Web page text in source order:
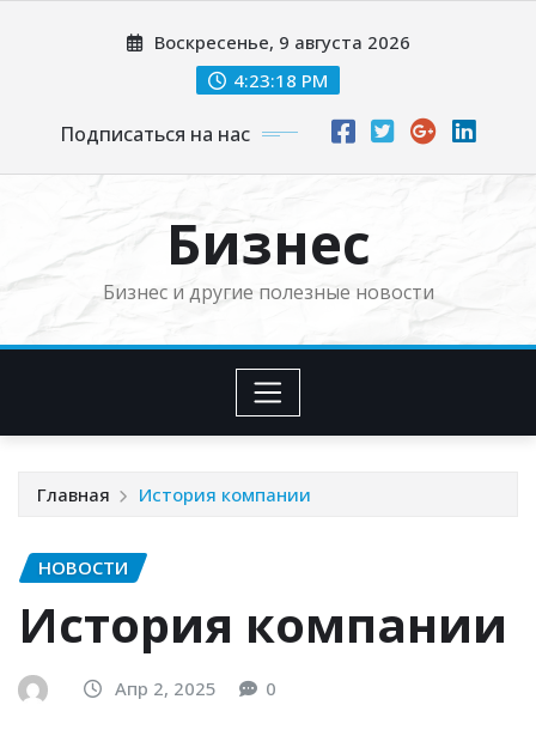
Воскресенье, 9 августа 2026
4:23:19 PM
Подписаться на нас
Бизнес
Бизнес и другие полезные новости
Главная История компании
НОВОСТИ
История компании
Апр 2, 2025 0